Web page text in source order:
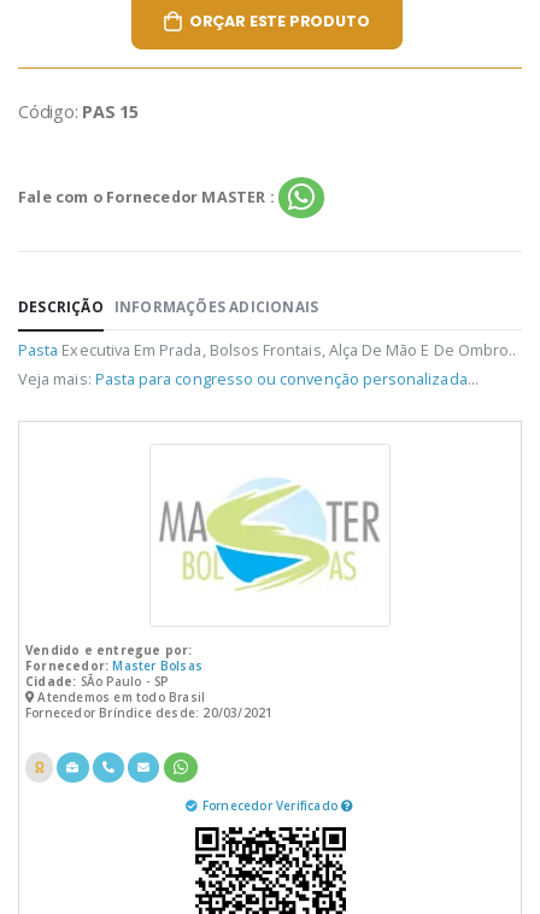
ORÇAR ESTE PRODUTO
Código: PAS 15
Fale com o Fornecedor MASTER :
DESCRIÇÃO INFORMAÇÕES ADICIONAIS
Pasta Executiva Em Prada, Bolsos Frontais, Alça De Mão E De Ombro..
Veja mais: Pasta para congresso ou convenção personalizada...
Vendido e entregue por:
Fornecedor: Master Bolsas
Cidade: SÃo Paulo - SP
Atendemos em todo Brasil
Fornecedor Bríndice desde: 20/03/2021
Fornecedor Verificado